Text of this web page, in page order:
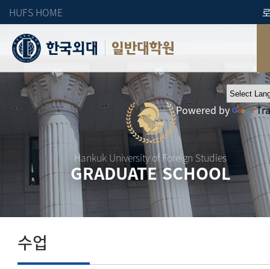
HUFS HOME
일반대학원
Hankuk University of Foreign Studies
GRADUATE SCHOOL
Powered by
수업